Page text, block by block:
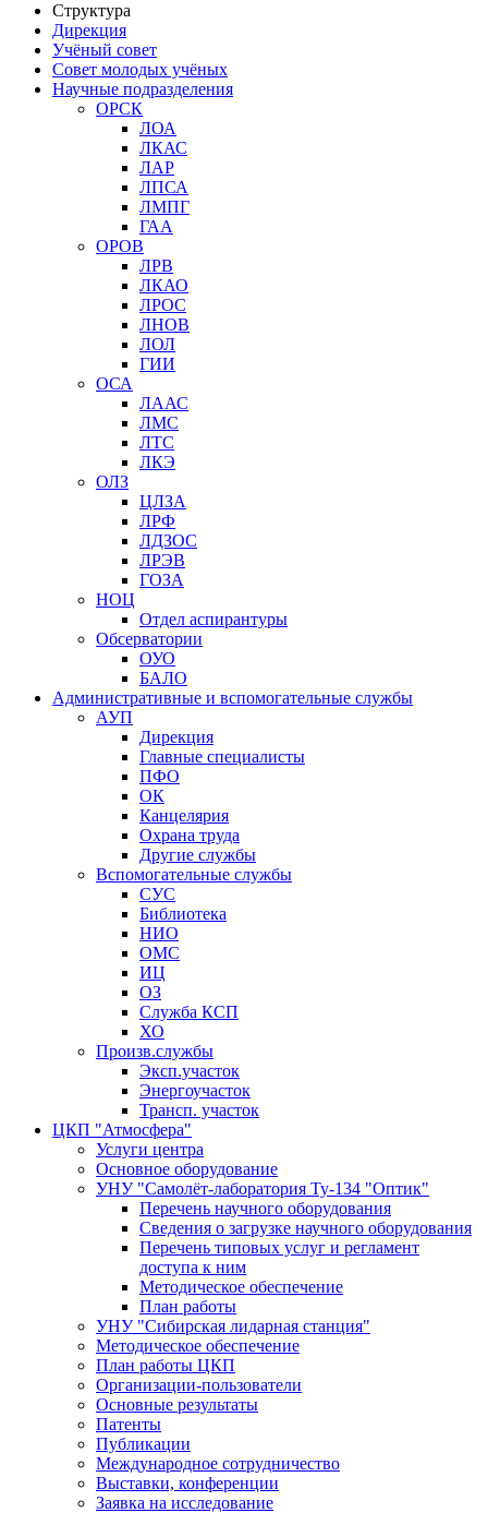
Структура
Дирекция
Учёный совет
Совет молодых учёных
Научные подразделения
ОРСК
ЛОА
ЛКАС
ЛАР
ЛПСА
ЛМПГ
ГАА
ОРОВ
ЛРВ
ЛКАО
ЛРОС
ЛНОВ
ЛОЛ
ГИИ
ОСА
ЛААС
ЛМС
ЛТС
ЛКЭ
ОЛЗ
ЦЛЗА
ЛРФ
ЛДЗОС
ЛРЭВ
ГОЗА
НОЦ
Отдел аспирантуры
Обсерватории
ОУО
БАЛО
Административные и вспомогательные службы
АУП
Дирекция
Главные специалисты
ПФО
ОК
Канцелярия
Охрана труда
Другие службы
Вспомогательные службы
СУС
Библиотека
НИО
ОМС
ИЦ
ОЗ
Служба КСП
ХО
Произв.службы
Эксп.участок
Энергоучасток
Трансп. участок
ЦКП "Атмосфера"
Услуги центра
Основное оборудование
УНУ "Самолёт-лаборатория Ту-134 "Оптик"
Перечень научного оборудования
Сведения о загрузке научного оборудования
Перечень типовых услуг и регламент
доступа к ним
Методическое обеспечение
План работы
УНУ "Сибирская лидарная станция"
Методическое обеспечение
План работы ЦКП
Организации-пользователи
Основные результаты
Патенты
Публикации
Международное сотрудничество
Выставки, конференции
Заявка на исследование